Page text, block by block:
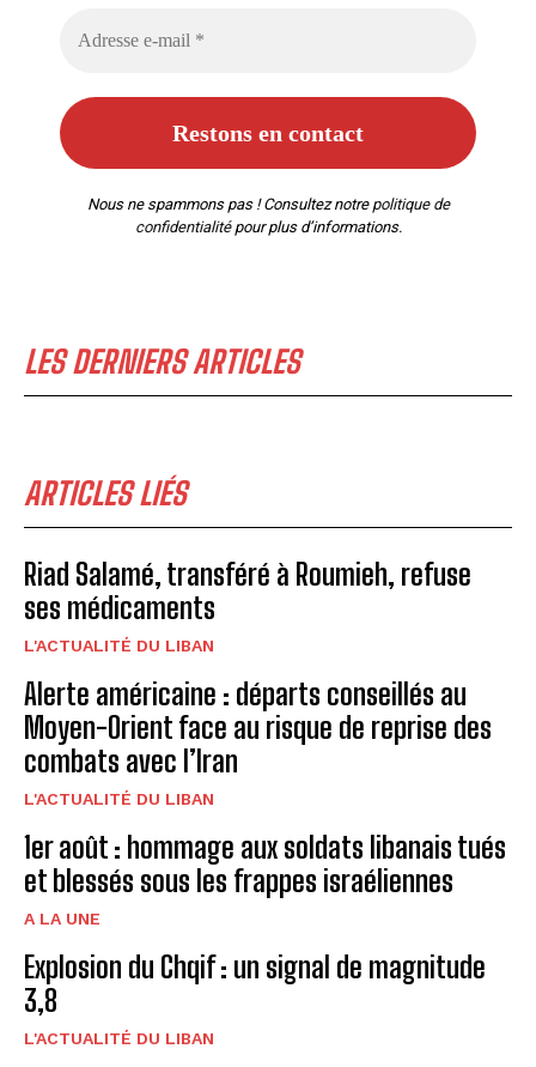
Nous ne spammons pas ! Consultez notre politique de
confidentialitépour plus d’informations.
LES DERNIERS ARTICLES
ARTICLES LIÉS
Riad Salamé, transféré à Roumieh, refuse
ses médicaments
L'ACTUALITÉ DU LIBAN
Alerte américaine : départs conseillés au
Moyen-Orient face au risque de reprise des
combats avec l’Iran
L'ACTUALITÉ DU LIBAN
1er août : hommage aux soldats libanais tués
et blessés sous les frappes israéliennes
A LA UNE
Explosion du Chqif : un signal de magnitude
3,8
L'ACTUALITÉ DU LIBAN